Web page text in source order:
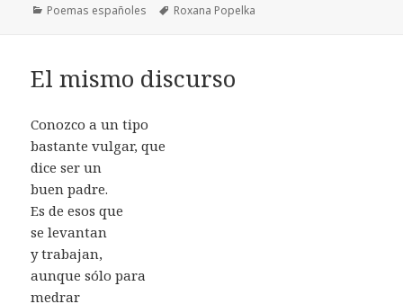
Categorías
Poemas españoles Etiquetas
Roxana Popelka
El mismo discurso
Conozco a un tipo
bastante vulgar, que
dice ser un
buen padre.
Es de esos que
se levantan
y trabajan,
aunque sólo para
medrar